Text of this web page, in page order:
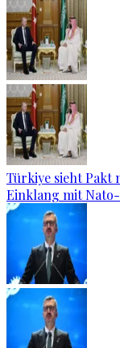
Türkiye sieht Pakt
Einklang mit